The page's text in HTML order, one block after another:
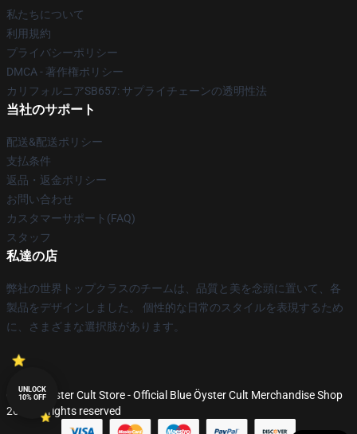
私たちについて
利用規約
プライバシーポリシー
DMCA - 著作権ポリシー
カリフォルニアSB657: サプライチェーンの透明性法
当社のサポート
配送&配送ポリシー
支払条件
返品・返金ポリシー
お問い合わせ
カスタマーサポート(FAQ)
スタッフ
私達の店
弊社の世界トップクラスのチームは、品質と美を念頭に置いて、各
製品をデザインしました。 個性的な日常のスタイルを表現するため
に、さまざまな選択肢があります。
© Blue Öyster Cult Store - Official Blue Öyster Cult Merchandise Shop
2026 all rights reserved
UNLOCK
10% OFF